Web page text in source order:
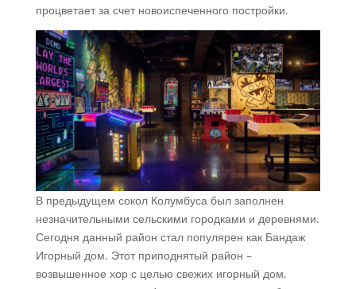
процветает за счет новоиспеченного постройки.
В предыдущем сокол Колумбуса был заполнен
незначительными сельскими городками и деревнями.
Сегодня данный район стал популярен как Бандаж
Игорный дом. Этот приподнятый район –
возвышенное хор с целью свежих игорный дом,